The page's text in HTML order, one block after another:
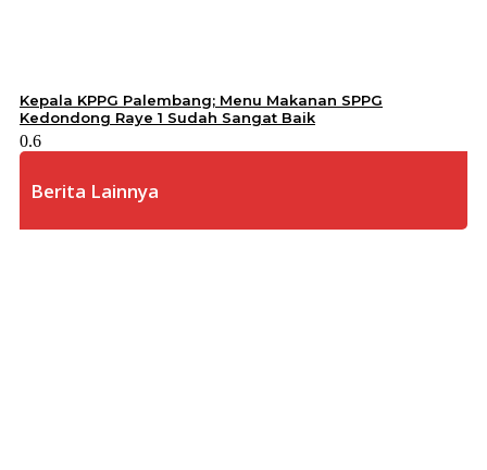
Kepala KPPG Palembang; Menu Makanan SPPG
Kedondong Raye 1 Sudah Sangat Baik
Berita Lainnya